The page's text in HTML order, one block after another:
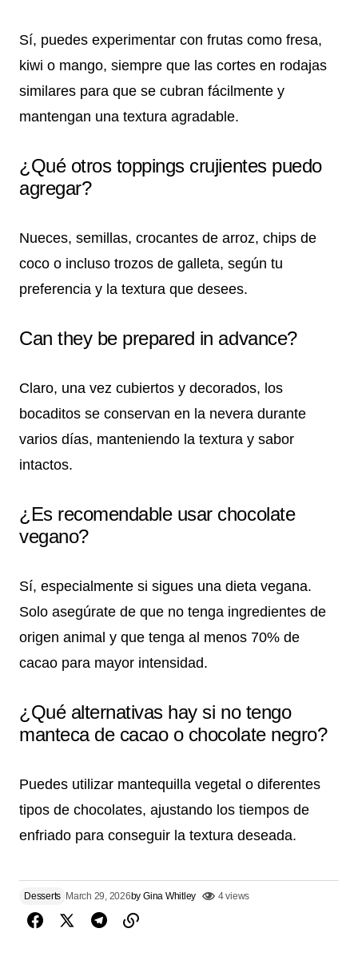
Sí, puedes experimentar con frutas como fresa,
kiwi o mango, siempre que las cortes en rodajas
similares para que se cubran fácilmente y
mantengan una textura agradable.
¿Qué otros toppings crujientes puedo
agregar?
Nueces, semillas, crocantes de arroz, chips de
coco o incluso trozos de galleta, según tu
preferencia y la textura que desees.
Can they be prepared in advance?
Claro, una vez cubiertos y decorados, los
bocaditos se conservan en la nevera durante
varios días, manteniendo la textura y sabor
intactos.
¿Es recomendable usar chocolate
vegano?
Sí, especialmente si sigues una dieta vegana.
Solo asegúrate de que no tenga ingredientes de
origen animal y que tenga al menos 70% de
cacao para mayor intensidad.
¿Qué alternativas hay si no tengo
manteca de cacao o chocolate negro?
Puedes utilizar mantequilla vegetal o diferentes
tipos de chocolates, ajustando los tiempos de
enfriado para conseguir la textura deseada.
Desserts March 29, 2026by Gina Whitley 4 views